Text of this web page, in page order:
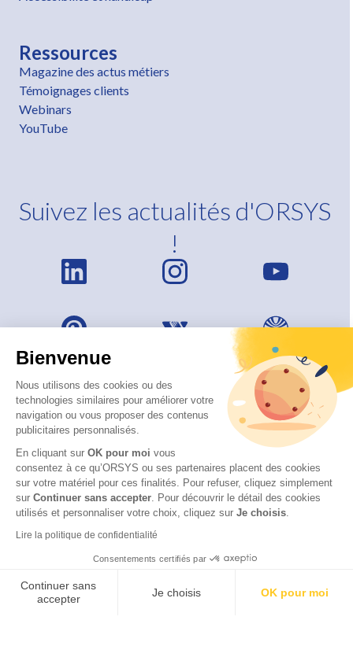
Bienvenue
Nous utilisons des cookies ou des
technologies similaires pour améliorer votre
navigation ou vous proposer des contenus
publicitaires personnalisés.
En cliquant sur OK pour moi vous
consentez à ce qu’ORSYS ou ses partenaires placent des cookies
sur votre matériel pour ces finalités. Pour refuser, cliquez simplement
sur Continuer sans accepter Pour découvrir le détail des cookies
utilisés et personnaliser votre choix, cliquez sur Je choisis
Lire la politique de confidentialité
Consentements certifiés par
Continuer sans
accepter
Je choisis OK pour moi
Ressources
Magazine des actus métiers
Témoignages clients
Webinars
YouTube
Suivez les actualités d'ORSYS
!
Mentions légales
Politique de protection des données personnelles
CGV